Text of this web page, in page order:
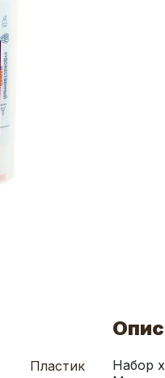
Пластик
Набор